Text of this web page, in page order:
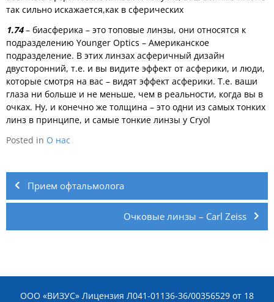
так сильно искажается,как в сферических
1.74– биасферика – это топовые линзы, они относятся к
подразделению Younger Optics – Американское
подразделение. В этих линзах асферичный дизайн
двусторонний, т.е. и вы видите эффект от асферики, и люди,
которые смотря на вас – видят эффект асферики. Т.е. ваши
глаза ни больше и не меньше, чем в реальности, когда вы в
очках. Ну, и конечно же толщина – это одни из самых тонких
линз в принципе, и самые тонкие линзы у Cryol
Posted in О нас
Навигация
по
записям
Прием офтальмолога
Очковые линзы – Carl Zeiss
ООО «ВИЗУС» Лицензия Л041-01136-36/00356529 от 18